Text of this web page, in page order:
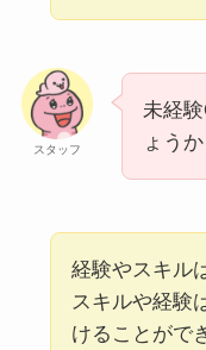
スタッフ
未経
ょうか
経験やスキル
スキルや経験
けることがで